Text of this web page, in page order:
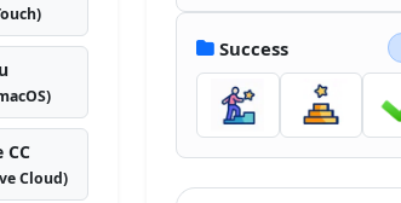
CC
Cloud)
Success